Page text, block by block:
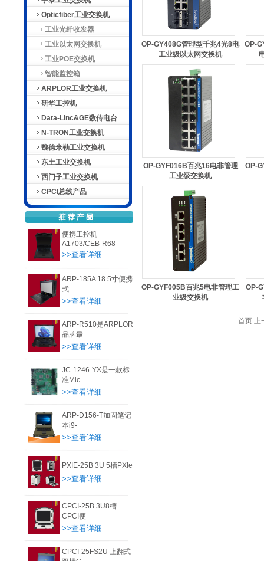
Opticfiber工业交换机
工业光纤收发器
工业以太网交换机
工业POE交换机
智能监控箱
ARPLOR工业交换机
研华工控机
Data-Linc&GE数传电台
N-TRON工业交换机
魏德米勒工业交换机
东土工业交换机
西门子工业交换机
CPCI总线产品
便携工控机
A1703/CEB-R68
>>查看详细
ARP-185A 18.5寸便携
式
>>查看详细
ARP-R510是ARPLOR
品牌最
>>查看详细
JC-1246-YX是一款标
准Mic
>>查看详细
ARP-D156-T加固笔记
本i9-
>>查看详细
PXIE-25B 3U 5槽PXIe
>>查看详细
CPCI-25B 3U8槽
CPCI便
>>查看详细
CPCI-25FS2U 上翻式
OP-GY408G管理型千兆4光8电
工业级以太网交换机
OP-
OP-GYF016B百兆16电非管理
工业级交换机
OP-
OP-GYF005B百兆5电非管理工
业级交换机
OP-
首页 上